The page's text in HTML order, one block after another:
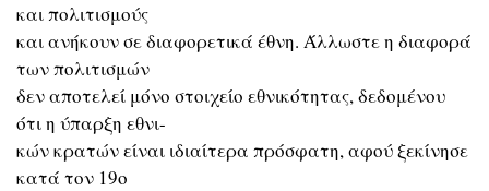
και πολιτισμούς
και ανήκουν σε διαφορετικά έθνη. Άλλωστε η διαφορά
των πολιτισμών
δεν αποτελεί μόνο στοιχείο εθνικότητας, δεδομένου
ότι η ύπαρξη εθνι-
κών κρατών είναι ιδιαίτερα πρόσφατη, αφού ξεκίνησε
κατά τον 19ο